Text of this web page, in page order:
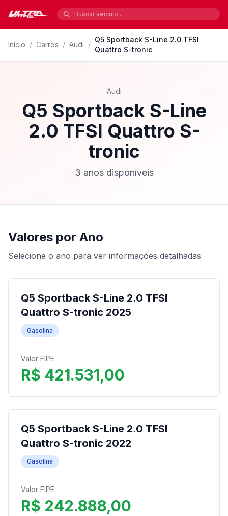
Início / Carros / Audi /
Q5 Sportback S-Line 2.0 TFSI
Quattro S-tronic
Audi
Q5 Sportback S-Line
2.0 TFSI Quattro S-
tronic
3 anos disponíveis
Valores por Ano
Selecione o ano para ver informações detalhadas
Q5 Sportback S-Line 2.0 TFSI
Quattro S-tronic 2025
Gasolina
Valor FIPE
R$ 421.531,00
Q5 Sportback S-Line 2.0 TFSI
Quattro S-tronic 2022
Gasolina
Valor FIPE
R$ 242.888,00